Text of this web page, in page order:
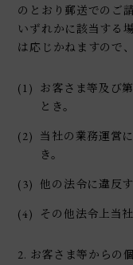
のとおり郵送でのご
いずれかに該当する
は応じかねますので
(1)
お客さま等及び
とき。
(2)
当社の業務運営
き。
(3) 他の法令に違反
(4) その他法令上当
2. お客さま等からの